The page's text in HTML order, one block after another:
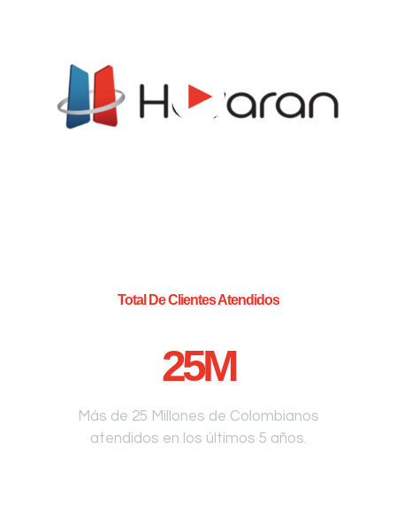
Total De Clientes Atendidos
25M
Más de 25 Millones de Colombianos
atendidos en los últimos 5 años.